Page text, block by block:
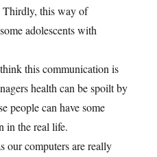
Thirdly, this way of
adolescents with
this communication is
health can be spoilt by
people can have some
in the real life.
our computers are really